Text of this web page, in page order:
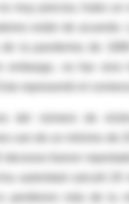
no muy preciso, hubo
están de
de la pandemia de
embargo, no fue
decesos fueron
autoridad calculó
perdieron más de la